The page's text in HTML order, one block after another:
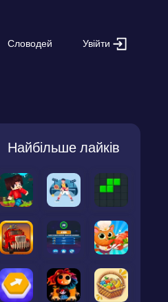
Словодей Увійти
Найбільше лайків